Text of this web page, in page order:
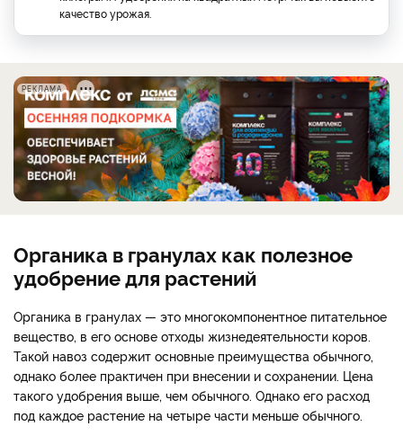
качество урожая.
РЕКЛАМА
Органика в гранулах как полезное
удобрение для растений
Органика в гранулах — это многокомпонентное питательное
вещество, в его основе отходы жизнедеятельности коров.
Такой навоз содержит основные преимущества обычного,
однако более практичен при внесении и сохранении. Цена
такого удобрения выше, чем обычного. Однако его расход
под каждое растение на четыре части меньше обычного.